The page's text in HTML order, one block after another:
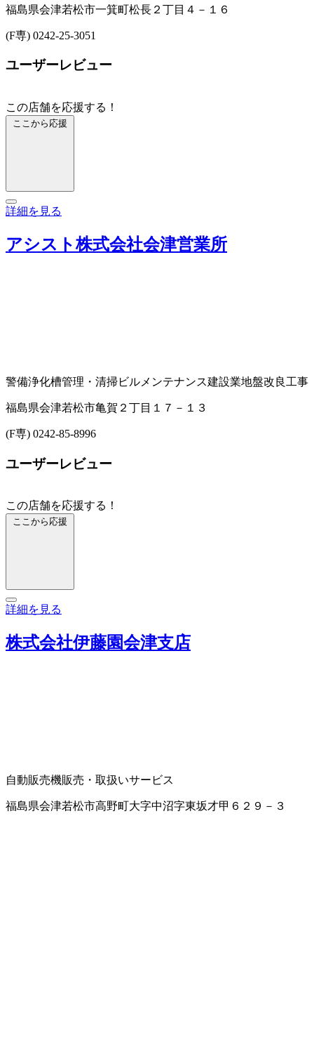
福島県会津若松市一箕町松長２丁目４－１６
(F専) 0242-25-3051
ユーザーレビュー
この店舗を応援する！
ここから応援
詳細を見る
アシスト株式会社会津営業所
警備浄化槽管理・清掃ビルメンテナンス建設業地盤改良工事
福島県会津若松市亀賀２丁目１７－１３
(F専) 0242-85-8996
ユーザーレビュー
この店舗を応援する！
ここから応援
詳細を見る
株式会社伊藤園会津支店
自動販売機販売・取扱いサービス
福島県会津若松市高野町大字中沼字東坂才甲６２９－３